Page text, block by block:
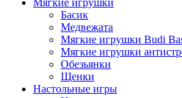
Мягкие игрушки
Басик
Медвежата
Мягкие игрушки Budi
Мягкие игрушки
Обезьянки
Щенки
Настольные игры